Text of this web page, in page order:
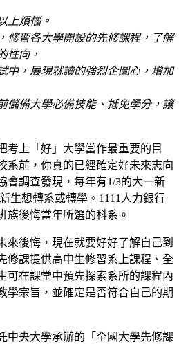
上煩惱。
修習各大學開設的先修課程，了解
性向，
中， 展現就讀的強烈企圖心，增加
儲備大學必備技能、 抵免學分，讓
考上「好」大學當作最重要的目
系前，你真的已經確定好未來志向
會調查發現，每年有1/3的大一新
生想轉系或轉學。1111人力銀行
族後悔當年所選的科系。
來後悔，現在就要好好了解自己到
修課提供高中生修習系上課程、全
可在課堂中預先探索系所的課程內
學宗旨，並確定是否符合自己的期
中央大學承辦的「全國大學先修課